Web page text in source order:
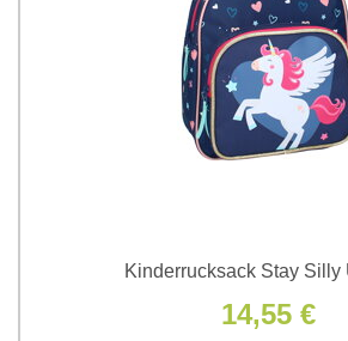
Kinderrucksack Stay Silly
14,55 €